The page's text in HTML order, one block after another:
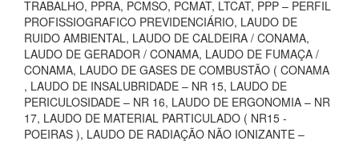
TRABALHO, PPRA, PCMSO, PCMAT, LTCAT, PPP – PERFIL
PROFISSIOGRAFICO PREVIDENCIÁRIO, LAUDO DE
RUIDO AMBIENTAL, LAUDO DE CALDEIRA / CONAMA,
LAUDO DE GERADOR / CONAMA, LAUDO DE FUMAÇA /
CONAMA, LAUDO DE GASES DE COMBUSTÃO ( CONAMA
, LAUDO DE INSALUBRIDADE – NR 15, LAUDO DE
PERICULOSIDADE – NR 16, LAUDO DE ERGONOMIA – NR
17, LAUDO DE MATERIAL PARTICULADO ( NR15 -
POEIRAS ), LAUDO DE RADIAÇÃO NÃO IONIZANTE –